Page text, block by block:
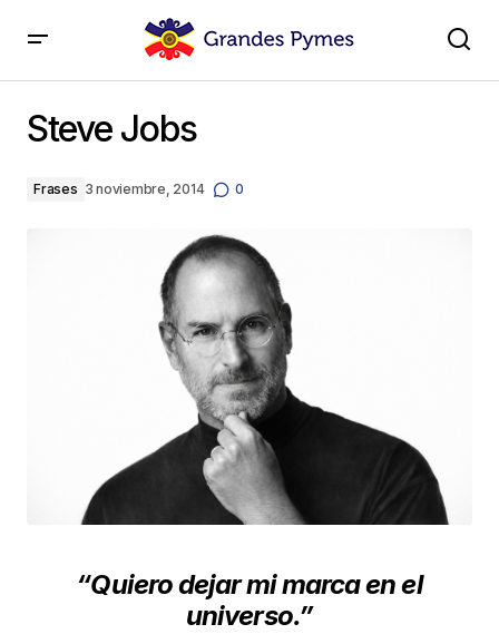
Steve Jobs
Frases 3 noviembre, 2014 0
“Quiero dejar mi marca en el
universo.”